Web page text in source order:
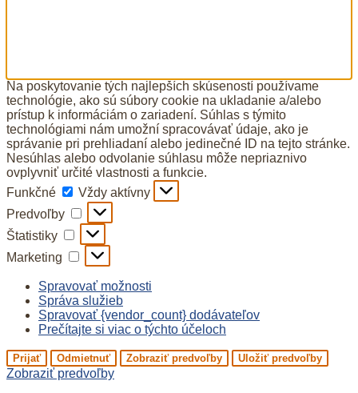
Na poskytovanie tých najlepších skúseností používame
technológie, ako sú súbory cookie na ukladanie a/alebo
prístup k informáciám o zariadení. Súhlas s týmito
technológiami nám umožní spracovávať údaje, ako je
správanie pri prehliadaní alebo jedinečné ID na tejto stránke.
Nesúhlas alebo odvolanie súhlasu môže nepriaznivo
ovplyvniť určité vlastnosti a funkcie.
Funkčné
Funkčné
Vždy aktívny
Predvoľby
Predvoľby
Štatistiky Štatistiky
Marketing Marketing
Spravovať možnosti
Správa služieb
Spravovať {vendor_count} dodávateľov
Prečítajte si viac o týchto účeloch
Prijať Odmietnuť Zobraziť predvoľby Uložiť predvoľby
Zobraziť predvoľby